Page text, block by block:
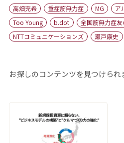
出版物
会社概要
高畑充希 重症筋無力症 MG
ア
Too Young
b.dot 全国筋無力症友
NTTコミュニケーションズ
瀬戸康史
お探しのコンテンツを見つけられ